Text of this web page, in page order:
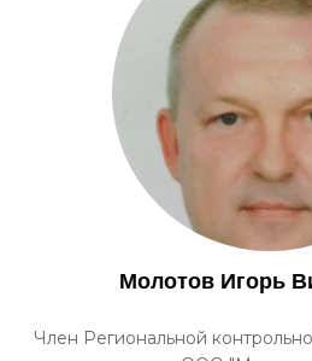
Молотов Игорь
Член Региональной